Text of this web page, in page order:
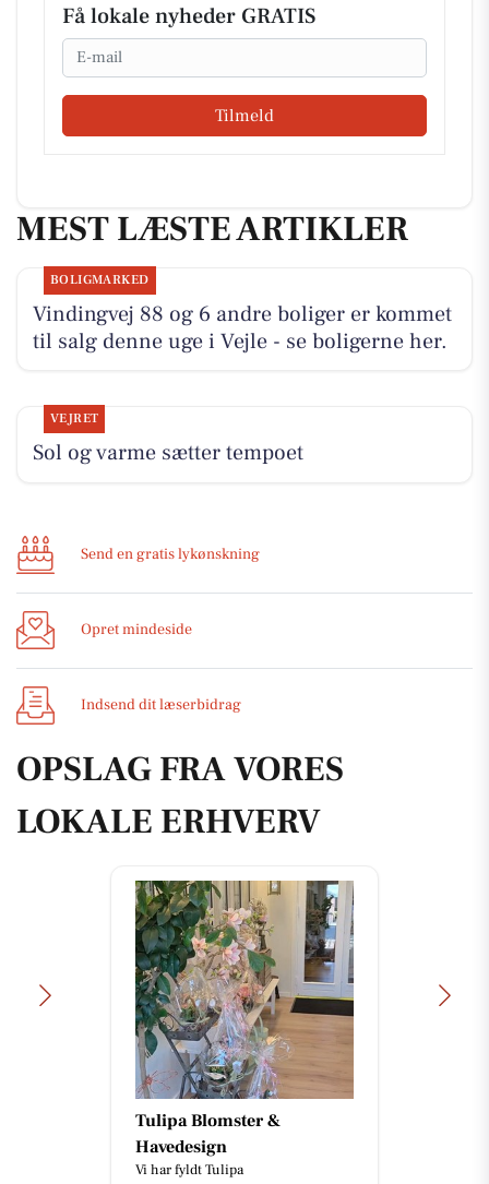
Få lokale nyheder GRATIS
Email
Tilmeld
MEST LÆSTE ARTIKLER
BOLIGMARKED
Vindingvej 88 og 6 andre boliger er kommet
til salg denne uge i Vejle - se boligerne her.
VEJRET
Sol og varme sætter tempoet
Send en gratis lykønskning
Opret mindeside
Indsend dit læserbidrag
OPSLAG FRA VORES
LOKALE ERHVERV
Tulipa Blomster &
Havedesign
Vi har fyldt Tulipa